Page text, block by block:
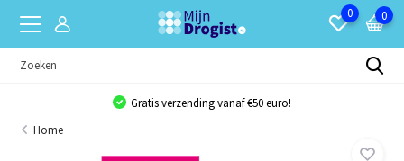
0 0
Gratis verzending vanaf €50 euro!
Home